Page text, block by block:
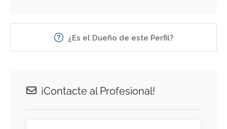
¿Es el Dueño de este Perfil?
¡Contacte al Profesional!